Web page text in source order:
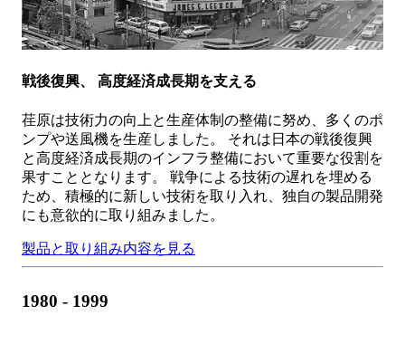
戦後復興、 高度経済成長期を支える
荏原は技術力の向上と生産体制の整備に努め、多くのポ
ンプや送風機を生産しました。 それは日本の戦後復興
と高度経済成長期のインフラ整備において重要な役割を
果すこととなります。 戦争による技術の遅れを埋める
ため、積極的に新しい技術を取り入れ、独自の製品開発
にも意欲的に取り組みました。
製品と取り組み内容を見る
1980 - 1999